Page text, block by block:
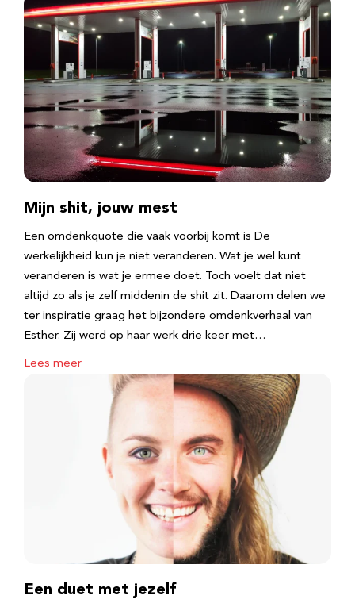
Mijn shit, jouw mest
Een omdenkquote die vaak voorbij komt is De
werkelijkheid kun je niet veranderen. Wat je wel kunt
veranderen is wat je ermee doet. Toch voelt dat niet
altijd zo als je zelf middenin de shit zit. Daarom delen we
ter inspiratie graag het bijzondere omdenkverhaal van
Esther. Zij werd op haar werk drie keer met…
Lees meer
Een duet met jezelf